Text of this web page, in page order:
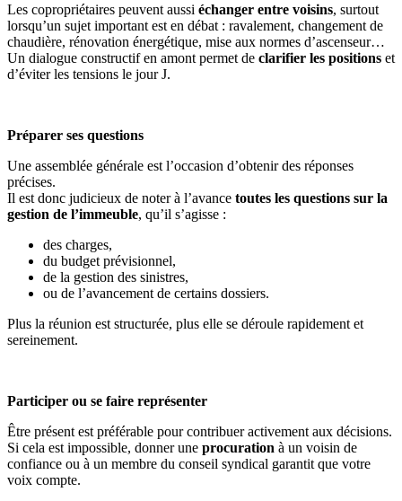
Les copropriétaires peuvent aussi échanger entre voisins, surtout
lorsqu’un sujet important est en débat : ravalement, changement de
chaudière, rénovation énergétique, mise aux normes d’ascenseur…
Un dialogue constructif en amont permet de clarifier les positions et
d’éviter les tensions le jour J.
Préparer ses questions
Une assemblée générale est l’occasion d’obtenir des réponses
précises.
Il est donc judicieux de noter à l’avance toutes les questions sur la
gestion de l’immeuble, qu’il s’agisse :
des charges,
du budget prévisionnel,
de la gestion des sinistres,
ou de l’avancement de certains dossiers.
Plus la réunion est structurée, plus elle se déroule rapidement et
sereinement.
Participer ou se faire représenter
Être présent est préférable pour contribuer activement aux décisions.
Si cela est impossible, donner une procuration à un voisin de
confiance ou à un membre du conseil syndical garantit que votre
voix compte.